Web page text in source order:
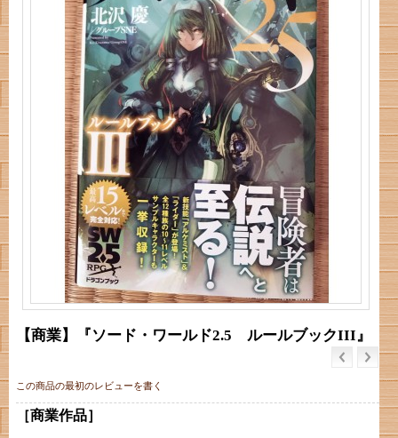
【商業】『ソード・ワールド2.5 ルールブックIII』
この商品の最初のレビューを書く
［商業作品］